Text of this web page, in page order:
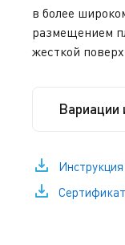
в более
размещением
жесткой
Вариации